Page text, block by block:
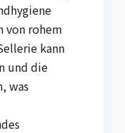
von rohem
kann
und die
was